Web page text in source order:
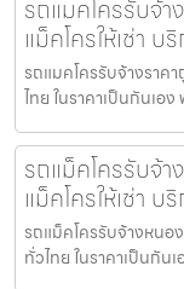
รถแมคโครรับจ้า
แม็คโครให้เช่า
รถแมคโครรับจ้างราค
ไทย ในราคาเป็นกันเ
รถแม็คโครรับจ้
แม็คโครให้เช่า
รถแม็คโครรับจ้างหนอ
ทั่วไทย ในราคาเป็นกั